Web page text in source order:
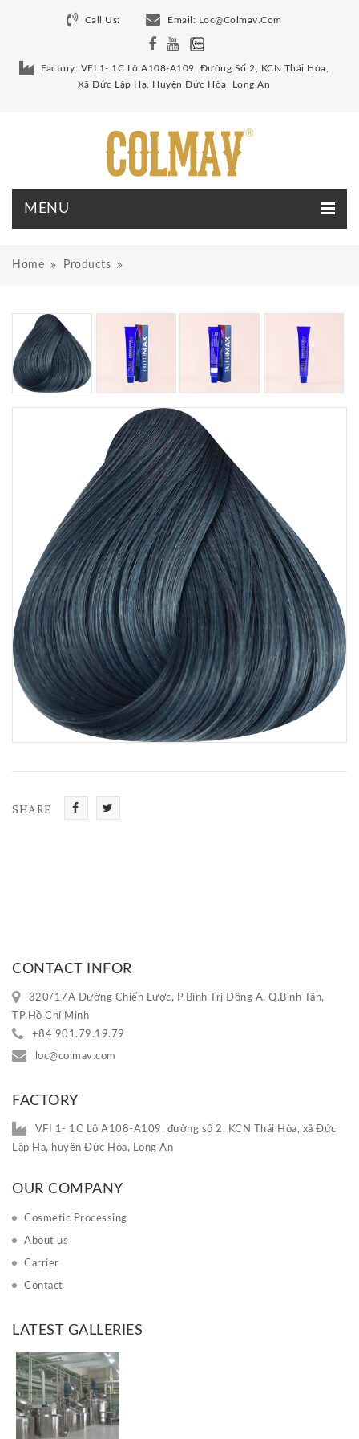
Call Us: Email: Loc@colmav.com
Factory: VFI 1- 1C Lô A108-A109, Đường Số 2, KCN Thái Hòa,
Xã Đức Lập Hạ, Huyện Đức Hòa, Long An
Home Products
SHARE
CONTACT INFOR
320/17A Đường Chiến Lược, P.Bình Trị Đông A, Q.Bình Tân,
TP.Hồ Chí Minh
+84 901.79.19.79
loc@colmav.com
FACTORY
VFI 1- 1C Lô A108-A109, đường số 2, KCN Thái Hòa, xã Đức
Lập Hạ, huyện Đức Hòa, Long An
OUR COMPANY
Cosmetic Processing
About us
Carrier
Contact
LATEST GALLERIES